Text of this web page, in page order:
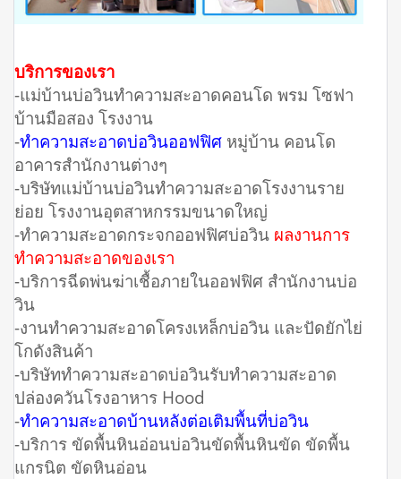
บริการของเรา
-แม่บ้านบ่อวินทำความสะอาดคอนโด พรม โซฟา
บ้านมือสอง โรงงาน
-ทำความสะอาดบ่อวินออฟฟิศ หมู่บ้าน คอนโด
อาคารสำนักงานต่างๆ
-บริษัทแม่บ้านบ่อวินทำความสะอาดโรงงานราย
ย่อย โรงงานอุตสาหกรรมขนาดใหญ่
-ทำความสะอาดกระจกออฟฟิศบ่อวิน ผลงานการ
ทำความสะอาดของเรา
-บริการฉีดพ่นฆ่าเชื้อภายในออฟฟิศ สำนักงานบ่อ
วิน
-งานทำความสะอาดโครงเหล็กบ่อวิน และปัดยักไย่
โกดังสินค้า
-บริษัททำความสะอาดบ่อวินรับทำความสะอาด
ปล่องควันโรงอาหาร Hood
-ทำความสะอาดบ้านหลังต่อเติมพื้นที่บ่อวิน
-บริการ ขัดพื้นหินอ่อนบ่อวินขัดพื้นหินขัด ขัดพื้น
แกรนิต ขัดหินอ่อน